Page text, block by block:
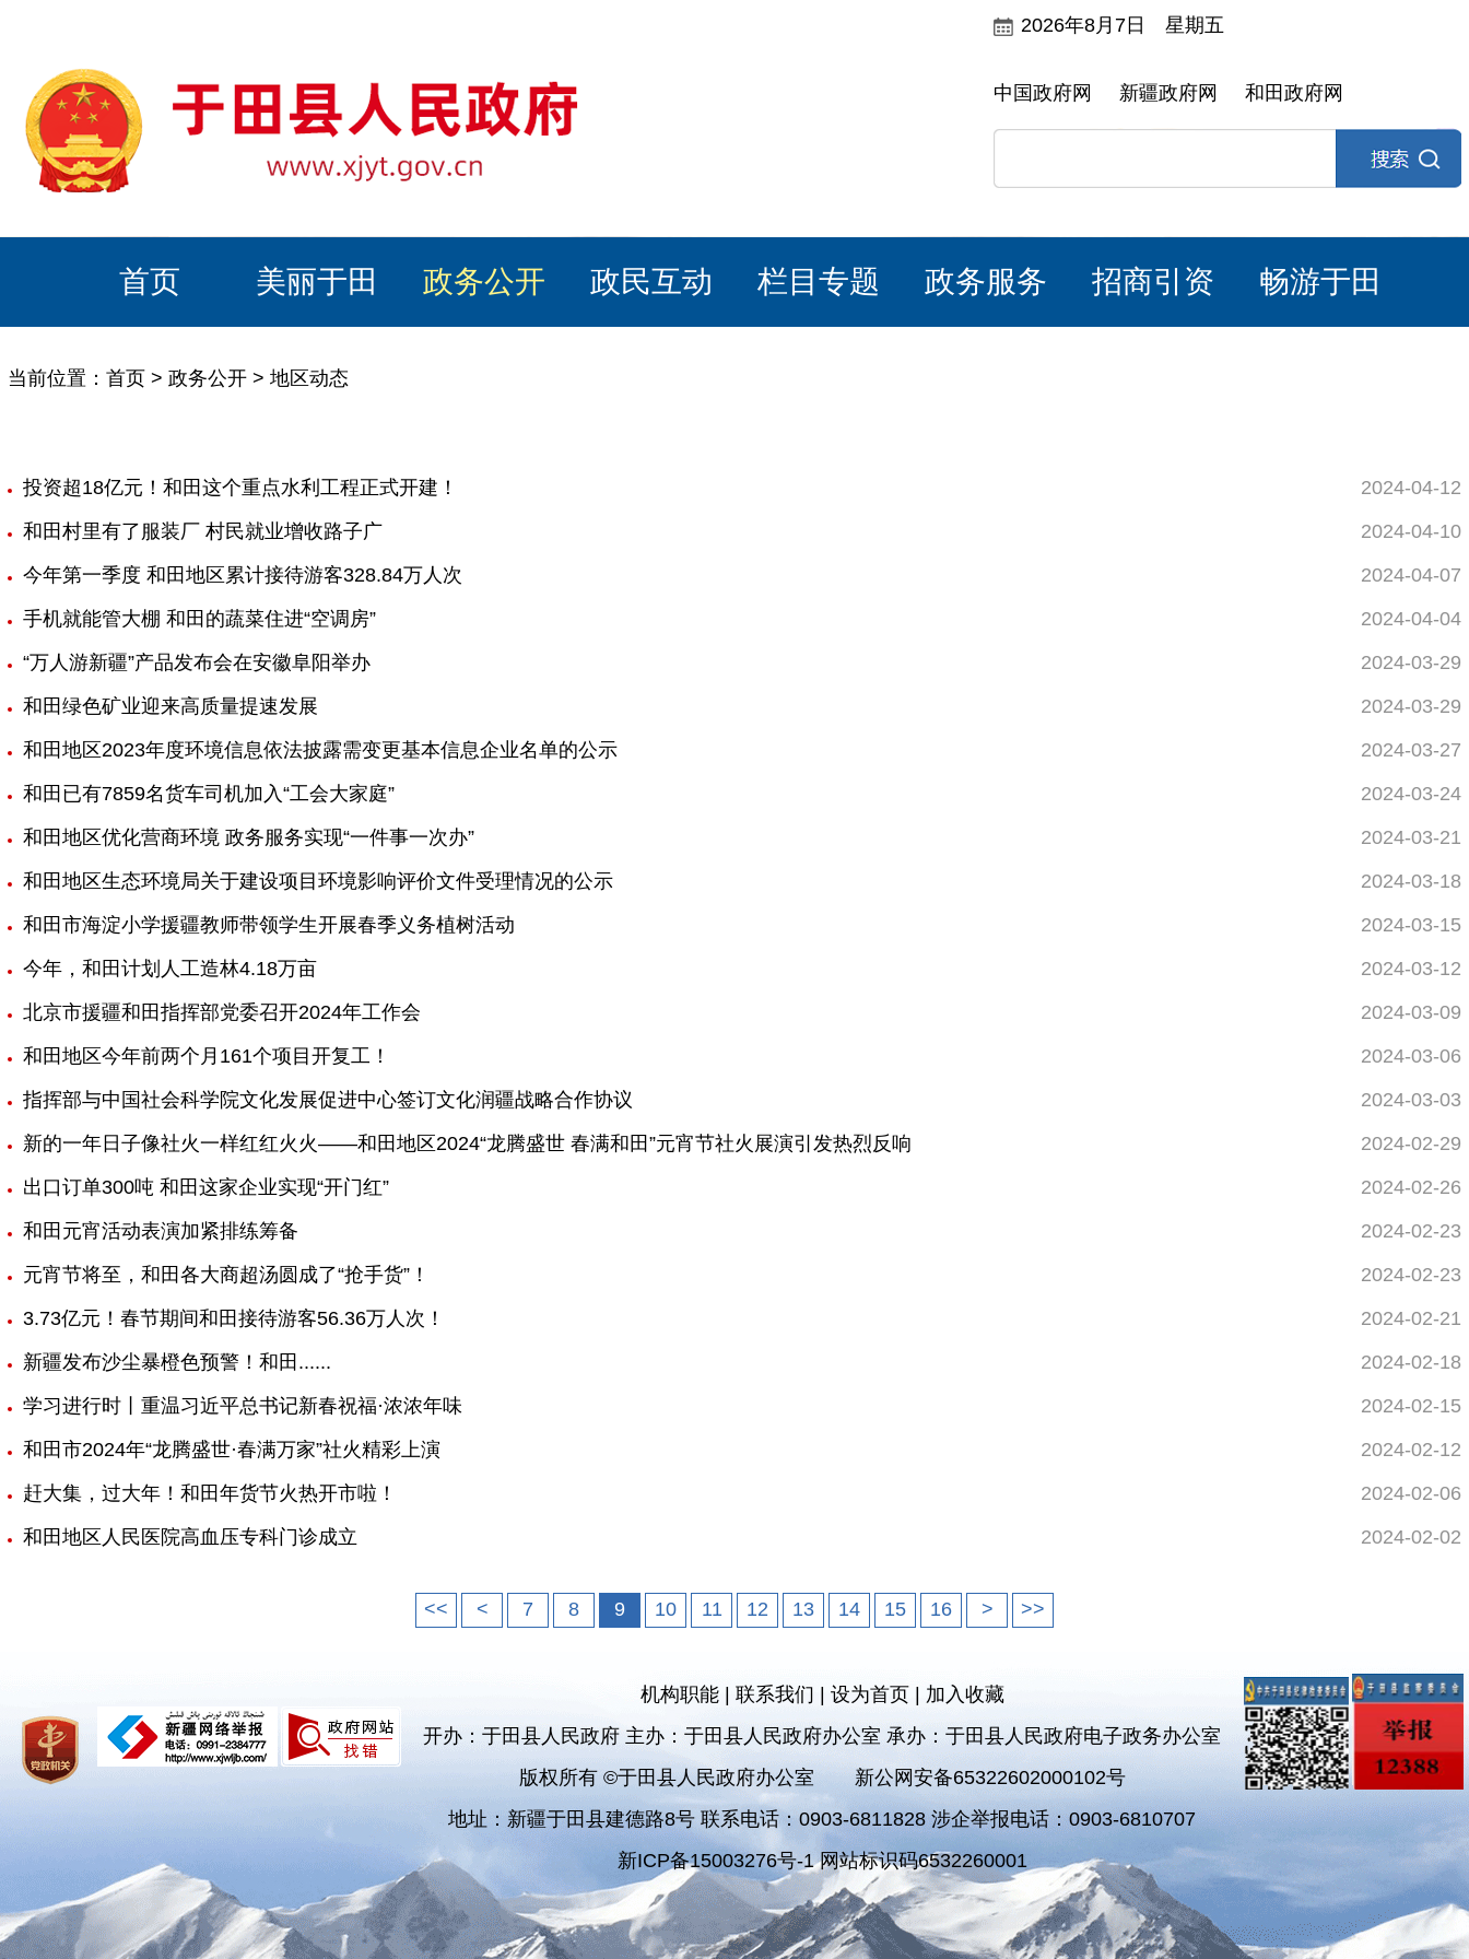
2026年8月7日 星期五
中国政府网 新疆政府网 和田政府网
首页 美丽于田 政务公开 政民互动 栏目专题 政务服务 招商引资 畅游于田
当前位置： 首页 > 政务公开 > 地区动态
投资超18亿元！和田这个重点水利工程正式开建！
2024-04-12
和田村里有了服装厂 村民就业增收路子广
2024-04-10
今年第一季度 和田地区累计接待游客328.84万人次
2024-04-07
手机就能管大棚 和田的蔬菜住进“空调房”
2024-04-04
“万人游新疆”产品发布会在安徽阜阳举办
2024-03-29
和田绿色矿业迎来高质量提速发展
2024-03-29
和田地区2023年度环境信息依法披露需变更基本信息企业名单的公示
2024-03-27
和田已有7859名货车司机加入“工会大家庭”
2024-03-24
和田地区优化营商环境 政务服务实现“一件事一次办”
2024-03-21
和田地区生态环境局关于建设项目环境影响评价文件受理情况的公示
2024-03-18
和田市海淀小学援疆教师带领学生开展春季义务植树活动
2024-03-15
今年，和田计划人工造林4.18万亩
2024-03-12
北京市援疆和田指挥部党委召开2024年工作会
2024-03-09
和田地区今年前两个月161个项目开复工！
2024-03-06
指挥部与中国社会科学院文化发展促进中心签订文化润疆战略合作协议
2024-03-03
新的一年日子像社火一样红红火火——和田地区2024“龙腾盛世 春满和田”元宵节社火展演引发热烈反响
2024-02-29
出口订单300吨 和田这家企业实现“开门红”
2024-02-26
和田元宵活动表演加紧排练筹备
2024-02-23
元宵节将至，和田各大商超汤圆成了“抢手货”！
2024-02-23
3.73亿元！春节期间和田接待游客56.36万人次！
2024-02-21
新疆发布沙尘暴橙色预警！和田......
2024-02-18
学习进行时丨重温习近平总书记新春祝福·浓浓年味
2024-02-15
和田市2024年“龙腾盛世·春满万家”社火精彩上演
2024-02-12
赶大集，过大年！和田年货节火热开市啦！
2024-02-06
和田地区人民医院高血压专科门诊成立
2024-02-02
<< < 7 8 9 10 11 12 13 14 15 16 > >>
机构职能| 联系我们 设为首页| 加入收藏
开办：于田县人民政府 主办：于田县人民政府办公室 承办：于田县人民政府电子政务办公室
版权所有 ©于田县人民政府办公室
新公网安备65322602000102号
地址：新疆于田县建德路8号 联系电话：0903-6811828 涉企举报电话：0903-6810707
新ICP备15003276号-1 网站标识码6532260001